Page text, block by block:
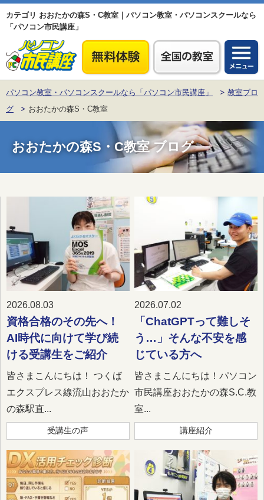
カテゴリ おおたかの森S・C教室｜パソコン教室・パソコンスクールなら
「パソコン市民講座」
パソコン教室・パソコンスクールなら「パソコン市民講座」
教室ブロ
グ
おおたかの森S・C教室
おおたかの森S・C教室ブログ
2026.08.03
資格合格のその先へ！
AI時代に向けて学び続
ける受講生をご紹介
皆さまこんにちは！ つくば
エクスプレス線流山おおたか
の森駅直...
受講生の声
2026.07.02
「ChatGPTって難しそ
う…」そんな不安を感
じている方へ
皆さまこんにちは！パソコン
市民講座おおたかの森S.C.教
室...
講座紹介